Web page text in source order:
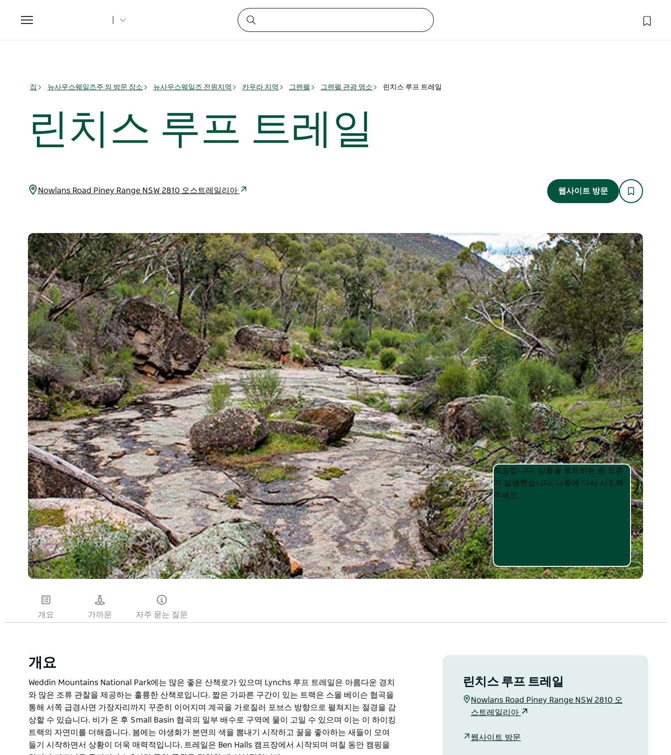
Toggle
navigation
집 뉴사우스웨일즈주 의 방문 장소 뉴사우스웨일즈 전원지역 카우라 지역 그렌펠 그렌펠 관광 명소 린치스 루프 트레일
린치스 루프 트레일
Nowlans Road Piney Range NSW 2810 오스트레일리아 웹사이트 방문
Product
List
Product
List
죄송합니다. 상품을 로드하는 중 오류
가 발생했습니다. 나중에 다시 시도해
주세요.
개요 가까운 자주 묻는 질문
개요
Weddin Mountains National Park에는 많은 좋은 산책로가 있으며 Lynchs 루프 트레일은 아름다운 경치
와 많은 조류 관찰을 제공하는 훌륭한 산책로입니다. 짧은 가파른 구간이 있는 트랙은 스몰 베이슨 협곡을
통해 서쪽 급경사면 가장자리까지 꾸준히 이어지며 계곡을 가로질러 포브스 방향으로 펼쳐지는 절경을 감
상할 수 있습니다. 비가 온 후 Small Basin 협곡의 일부 배수로 구역에 물이 고일 수 있으며 이는 이 하이킹
트랙의 자연미를 더해줍니다. 봄에는 야생화가 본연의 색을 뽐내기 시작하고 꿀을 좋아하는 새들이 모여
들기 시작하면서 상황이 더욱 매력적입니다. 트레일은 Ben Halls 캠프장에서 시작되며 며칠 동안 캠핑을
린치스 루프 트레일
Nowlans Road Piney Range NSW 2810 오
스트레일리아
웹사이트 방문